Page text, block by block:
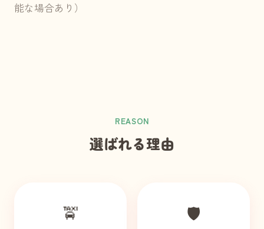
能な場合あり）
REASON
選ばれる理由
🚖 🛡